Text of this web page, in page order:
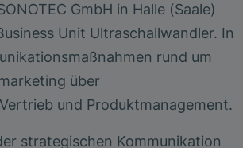
GmbH in Halle (Saale)
Unit Ultraschallwandler. In
rund um
über
und Produktmanagement.
strategischen Kommunikation